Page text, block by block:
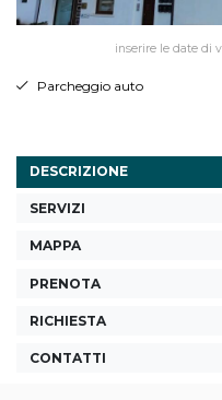
inserire le date di
Parcheggio auto
DESCRIZIONE
SERVIZI
MAPPA
PRENOTA
RICHIESTA
CONTATTI